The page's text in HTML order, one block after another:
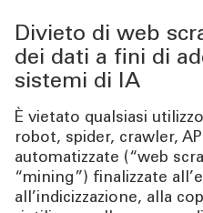
Divieto di web
dei dati a fini di
sistemi di IA
È vietato qualsiasi
robot, spider, crawler,
automatizzate (“web
“mining”) finalizzate
all’indicizzazione, alla